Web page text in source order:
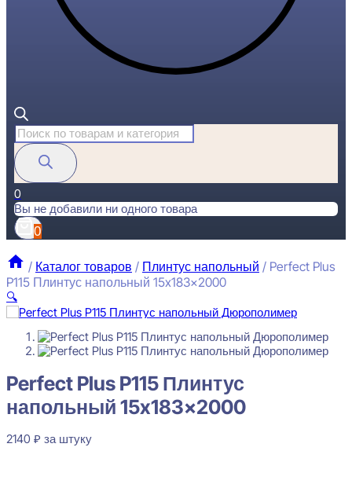
Поиск
товаров
0
Вы не добавили ни одного товара
0
/ Каталог товаров / Плинтус напольный / Perfect Plus
P115 Плинтус напольный 15x183x2000
🔍
2140 ₽ за штуку
Перейти в избранное
Закрыть
Perfect Plus P115 Плинтус
напольный 15x183x2000
2140 ₽ за штуку